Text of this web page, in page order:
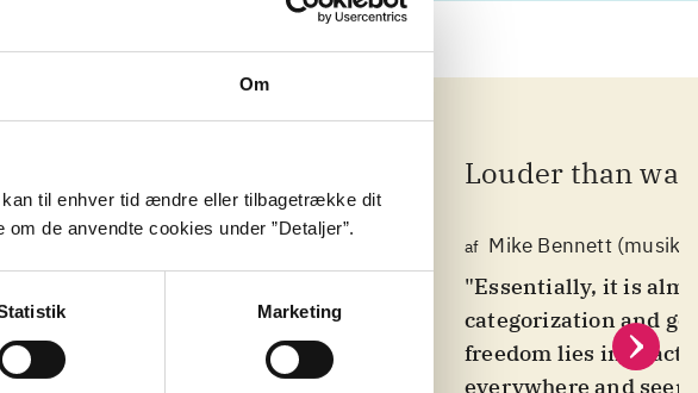
Om
til enhver tid ændre eller tilbagetrække dit
de anvendte cookies under ”Detaljer”.
Marketing
to kick up? Judging by
in blown-out riffs delivered
violent version of The
Louder than war
af Mike Bennett
"Essentially, it is
categorization and
freedom lies in
everywhere and